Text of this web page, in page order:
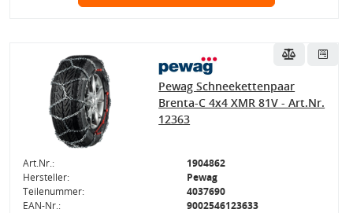
Pewag Schneekettenpaar
Brenta-C 4x4 XMR 81V - Art.Nr.
12363
Art.Nr.:
1904862
Hersteller:
Pewag
Teilenummer:
4037690
EAN-Nr.:
9002546123633